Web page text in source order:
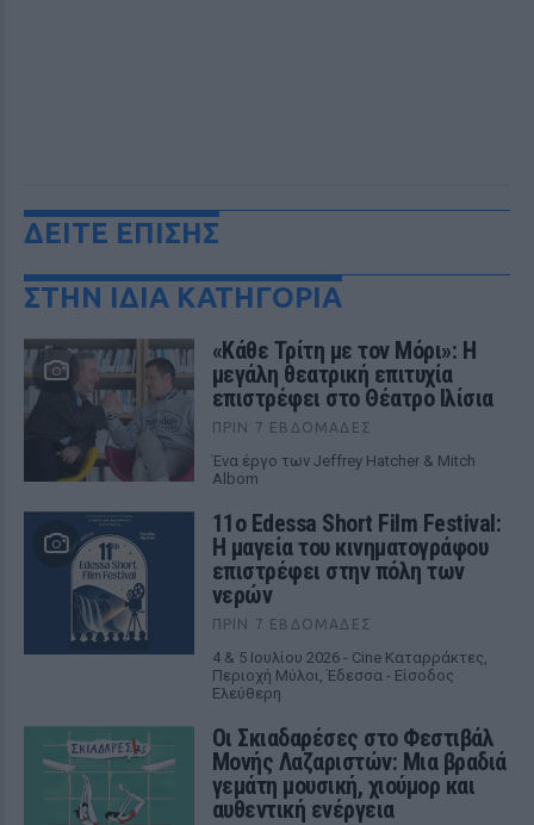
ΔΕΙΤΕ ΕΠΙΣΗΣ
ΣΤΗΝ ΙΔΙΑ ΚΑΤΗΓΟΡΙΑ
«Κάθε Τρίτη με τον Μόρι»: Η
μεγάλη θεατρική επιτυχία
επιστρέφει στο Θέατρο Ιλίσια
ΠΡΙΝ 7 ΕΒΔΟΜΆΔΕΣ
Ένα έργο των Jeffrey Hatcher & Mitch
Albom
11ο Edessa Short Film Festival:
Η μαγεία του κινηματογράφου
επιστρέφει στην πόλη των
νερών
ΠΡΙΝ 7 ΕΒΔΟΜΆΔΕΣ
4 & 5 Ιουλίου 2026 - Cine Καταρράκτες,
Περιοχή Μύλοι, Έδεσσα - Είσοδος
Ελεύθερη
Οι Σκιαδαρέσες στο Φεστιβάλ
Μονής Λαζαριστών: Μια βραδιά
γεμάτη μουσική, χιούμορ και
αυθεντική ενέργεια